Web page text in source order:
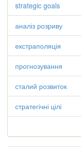
strategic goals
аналіз розриву
екстраполяція
прогнозування
сталий розвиток
стратегічні цілі